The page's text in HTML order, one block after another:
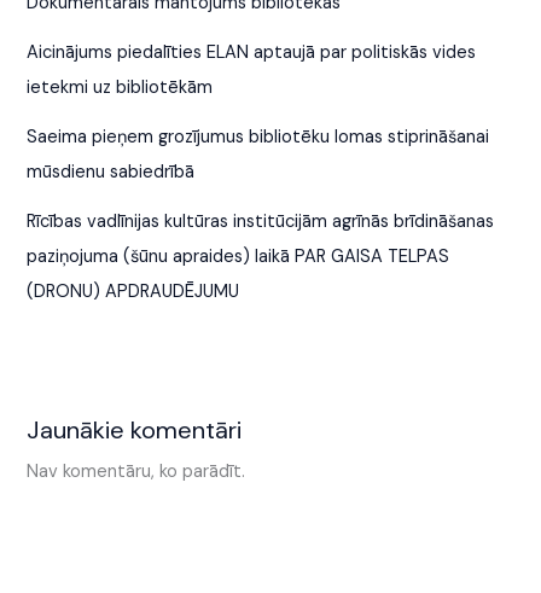
Aicinājums piedalīties ELAN aptaujā par politiskās vides
ietekmi uz bibliotēkām
Saeima pieņem grozījumus bibliotēku lomas stiprināšanai
mūsdienu sabiedrībā
Rīcības vadlīnijas kultūras institūcijām agrīnās brīdināšanas
paziņojuma (šūnu apraides) laikā PAR GAISA TELPAS
(DRONU) APDRAUDĒJUMU
Jaunākie komentāri
Nav komentāru, ko parādīt.